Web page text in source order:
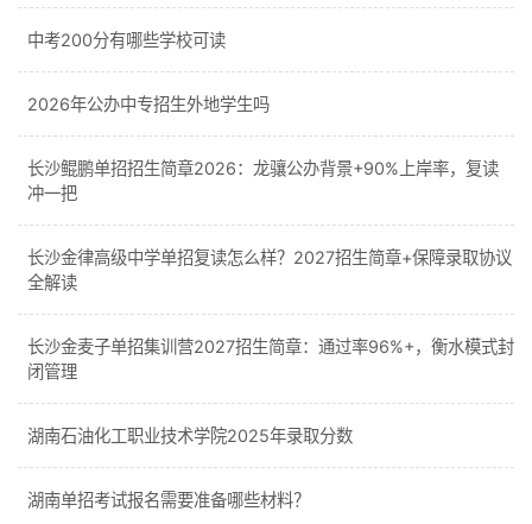
中考200分有哪些学校可读
2026年公办中专招生外地学生吗
长沙鲲鹏单招招生简章2026：龙骧公办背景+90%上岸率，复读
冲一把
长沙金律高级中学单招复读怎么样？2027招生简章+保障录取协议
全解读
长沙金麦子单招集训营2027招生简章：通过率96%+，衡水模式封
闭管理
湖南石油化工职业技术学院2025年录取分数
湖南单招考试报名需要准备哪些材料？